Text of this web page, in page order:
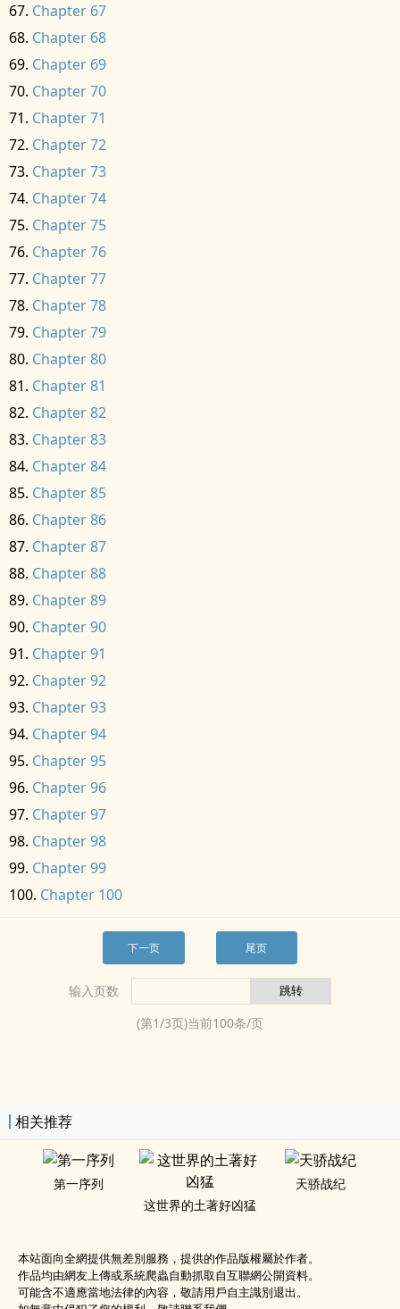
Chapter 67
Chapter 68
Chapter 69
Chapter 70
Chapter 71
Chapter 72
Chapter 73
Chapter 74
Chapter 75
Chapter 76
Chapter 77
Chapter 78
Chapter 79
Chapter 80
Chapter 81
Chapter 82
Chapter 83
Chapter 84
Chapter 85
Chapter 86
Chapter 87
Chapter 88
Chapter 89
Chapter 90
Chapter 91
Chapter 92
Chapter 93
Chapter 94
Chapter 95
Chapter 96
Chapter 97
Chapter 98
Chapter 99
Chapter 100
下一页 尾页
输入页数
(第1/3页)当前100条/页
相关推荐
第一序列
这世界的土著好凶猛
天骄战纪
本站面向全網提供無差別服務，提供的作品版權屬於作者。
作品均由網友上傳或系統爬蟲自動抓取自互聯網公開資料。
可能含不適應當地法律的內容，敬請用戶自主識別退出。